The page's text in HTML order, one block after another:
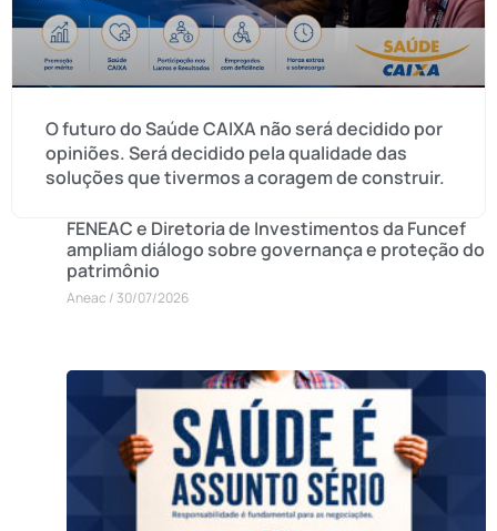
O futuro do Saúde CAIXA não será decidido por
opiniões. Será decidido pela qualidade das
soluções que tivermos a coragem de construir.
FENEAC e Diretoria de Investimentos da Funcef
ampliam diálogo sobre governança e proteção do
patrimônio
Aneac 30/07/2026